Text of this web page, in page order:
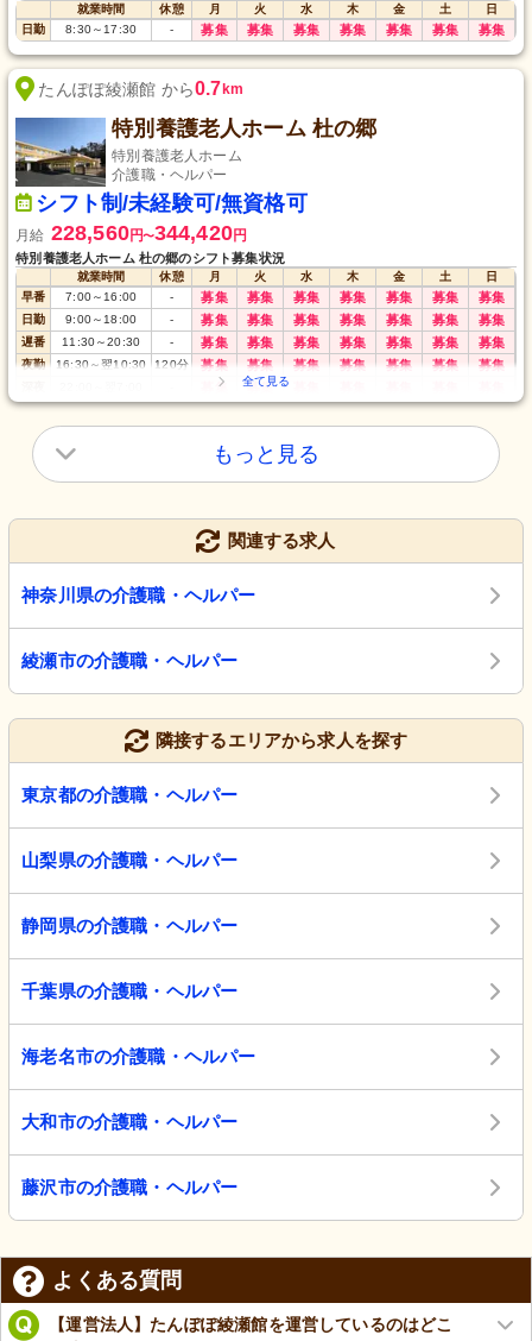
就業時間 休憩 月 火 水 木 金 土
日
日勤
8:30～ 17:30 - 募集 募集 募集 募集 募集 募集 募集
たんぽぽ綾瀬館 から0.7km
特別養護老人ホーム 杜の郷
特別養護老人ホーム
介護職・ヘルパー
シフト制/未経験可/無資格可
月給 228,560円〜344,420円
特別養護老人ホーム 杜の郷のシフト募集状況
就業時間 休憩 月 火 水 木 金 土
日
早番
7:00～ 16:00 - 募集 募集 募集 募集 募集 募集 募集
日勤 9:00～ 18:00 - 募集 募集 募集 募集 募集 募集 募集
遅番 11:30～20:30 - 募集 募集 募集 募集 募集 募集 募集
夜勤 16:30 ～翌10:30 120分 募集 募集 募集 募集 募集 募集 募集
募集 募集
もっと見る
関連する求人
神奈川県の介護職・ヘルパー
綾瀬市の介護職・ヘルパー
隣接するエリアから求人を探す
東京都の介護職・ヘルパー
山梨県の介護職・ヘルパー
静岡県の介護職・ヘルパー
千葉県の介護職・ヘルパー
海老名市の介護職・ヘルパー
大和市の介護職・ヘルパー
藤沢市の介護職・ヘルパー
よくある質問
【運営法人】たんぽぽ綾瀬館を運営しているのはどこ